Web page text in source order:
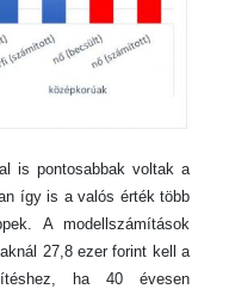
is pontosabbak voltak a
így is a valós érték több
A modellszámítások
27,8 ezer forint kell a
ha 40 évesen